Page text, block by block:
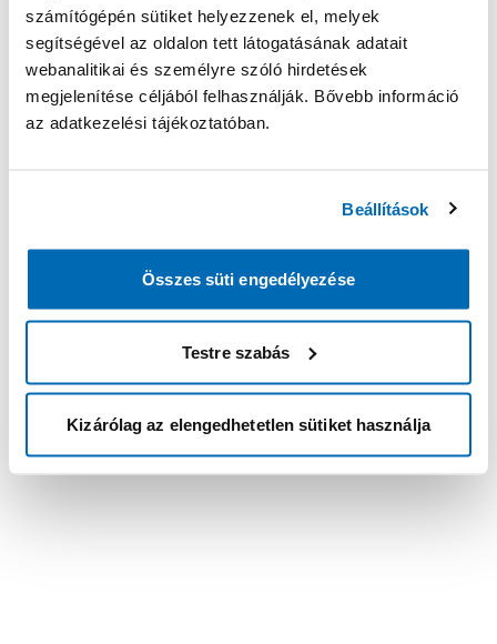
számítógépén sütiket helyezzenek el, melyek
segítségével az oldalon tett látogatásának adatait
webanalitikai és személyre szóló hirdetések
megjelenítése céljából felhasználják. Bővebb információ
az adatkezelési tájékoztatóban.
Beállítások
Összes süti engedélyezése
Testre szabás
Kizárólag az elengedhetetlen sütiket használja